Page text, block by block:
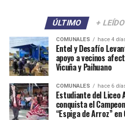
ÚLTIMO + LEÍDO
COMUNALES hace 4
Entel y Desafío
apoyo a vecinos
Vicuña y Paihuano
COMUNALES hace 6
Estudiante del Liceo
conquista el
“Espiga de Arroz” en